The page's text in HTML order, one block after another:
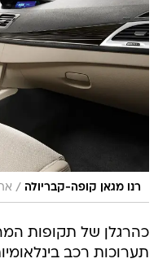
רנו מגאן קופה-קבריולה /
כהרגלן של תקופות
תערוכות רכב